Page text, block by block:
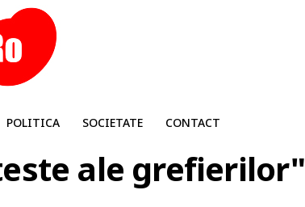
POLITICA SOCIETATE CONTACT
ale grefierilor"